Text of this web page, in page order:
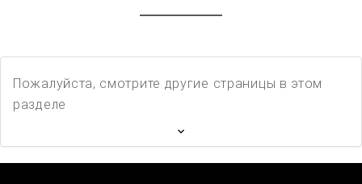
Пожалуйста, смотрите другие страницы в этом
разделе